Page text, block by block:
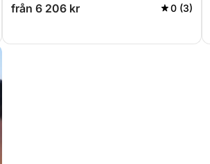
från 6 206 kr 0 (3)